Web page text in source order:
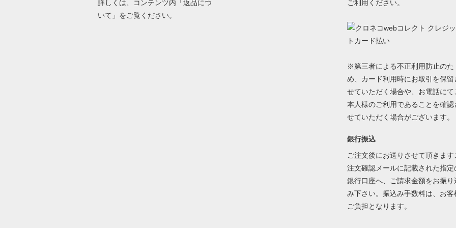
詳しくは、コンテンツ内「返品につ
いて」をご覧ください。
ご利用ください。
※第三者による不正利用防止のた
め、カード利用時にお取引を保留
せていただく場合や、お電話にて
本人様のご利用であることを確認
せていただく場合がございます。
銀行振込
ご注文後にお送りさせて頂きます
注文確認メールに記載された指定
銀行口座へ、ご請求金額をお振り
み下さい。振込み手数料は、お客
ご負担となります。